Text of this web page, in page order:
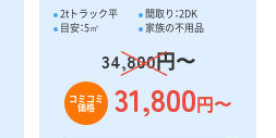
2tトラック平
間取り：2DK
目安：5㎥
家族の不用品
34,800円〜
コミコミ
価格 31,800円〜